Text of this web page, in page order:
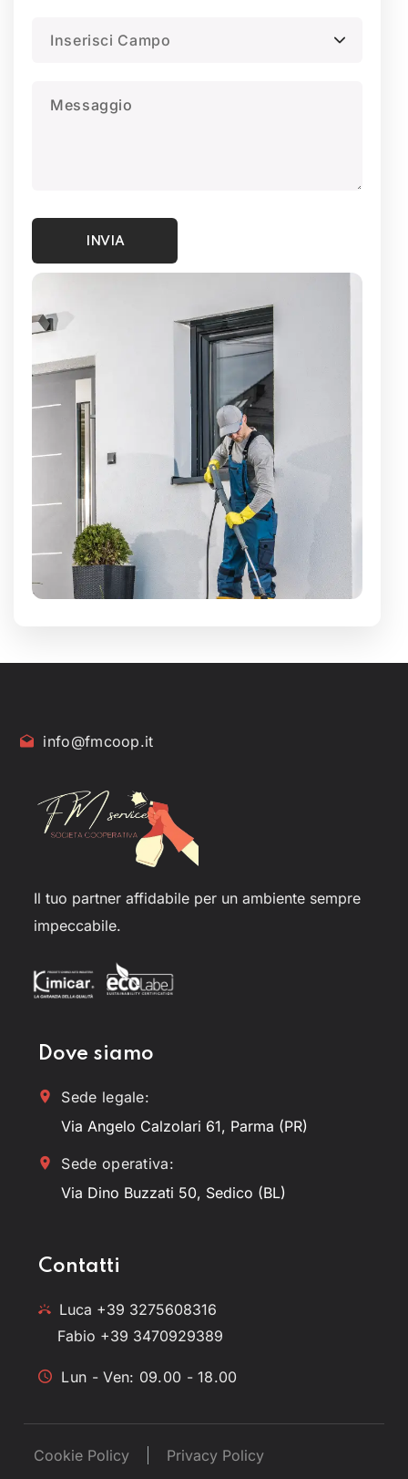
info@fmcoop.it
Il tuo partner affidabile per un ambiente sempre
impeccabile.
Dove siamo
Sede legale:
Via Angelo Calzolari 61, Parma (PR)
Sede operativa:
Via Dino Buzzati 50, Sedico (BL)
Contatti
Luca +39 3275608316
Fabio +39 3470929389
Lun - Ven: 09.00 - 18.00
Cookie Policy Privacy Policy